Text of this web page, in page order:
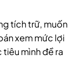
tích trữ, muốn
xem mức lợi
tiêu mình đề ra